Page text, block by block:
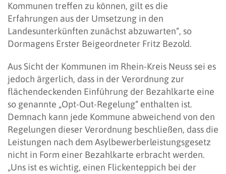
Kommunen treffen zu können, gilt es die
Erfahrungen aus der Umsetzung in den
Landesunterkünften zunächst abzuwarten“, so
Dormagens Erster Beigeordneter Fritz Bezold.
Aus Sicht der Kommunen im Rhein-Kreis Neuss sei es
jedoch ärgerlich, dass in der Verordnung zur
flächendeckenden Einführung der Bezahlkarte eine
so genannte „Opt-Out-Regelung“ enthalten ist.
Demnach kann jede Kommune abweichend von den
Regelungen dieser Verordnung beschließen, dass die
Leistungen nach dem Asylbewerberleistungsgesetz
nicht in Form einer Bezahlkarte erbracht werden.
„Uns ist es wichtig, einen Flickenteppich bei der